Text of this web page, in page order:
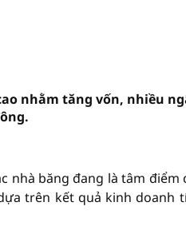
nhằm tăng vốn, nhiều
nhà băng đang là tâm điểm
trên kết quả kinh doanh